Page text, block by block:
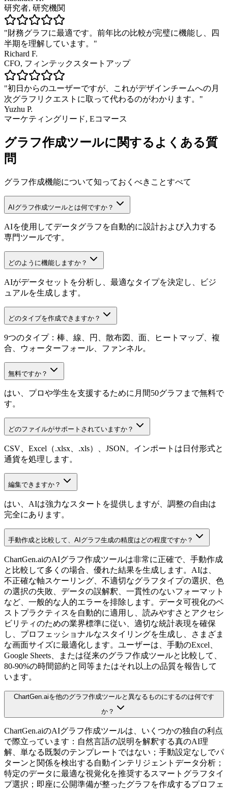
研究者, 研究機関
"財務グラフに最適です。前年比の比較が完璧に機能し、四
半期を理解しています。 "
Richard F.
CFO, フィンテックスタートアップ
"初日からのユーザーですが、これがデザインチームへの月
次グラフリクエストに取って代わるのがわかります。 "
Yuzhu P.
マーケティングリード, Eコマース
グラフ作成ツールに関するよくある質
問
グラフ作成機能について知っておくべきことすべて
AIグラフ作成ツールとは何ですか？
AIを使用してデータグラフを自動的に設計および入力する
専門ツールです。
どのように機能しますか？
AIがデータセットを分析し、最適なタイプを決定し、ビジ
ュアルを生成します。
どのタイプを作成できますか？
9つのタイプ：棒、線、円、散布図、面、ヒートマップ、複
合、ウォーターフォール、ファンネル。
無料ですか？
はい、プロや学生を支援するために月間50グラフまで無料で
す。
どのファイルがサポートされていますか？
CSV、Excel（.xlsx、.xls）、JSON。インポートは日付形式と
通貨を処理します。
編集できますか？
はい、AIは強力なスタートを提供しますが、調整の自由は
完全にあります。
手動作成と比較して、AIグラフ生成の精度はどの程度ですか？
ChartGen.aiのAIグラフ作成ツールは非常に正確で、手動作成
と比較して多くの場合、優れた結果を生成します。AIは、
不正確な軸スケーリング、不適切なグラフタイプの選択、色
の選択の失敗、データの誤解釈、一貫性のないフォーマット
など、一般的な人的エラーを排除します。データ可視化のベ
ストプラクティスを自動的に適用し、読みやすさとアクセシ
ビリティのための業界標準に従い、適切な統計表現を確保
し、プロフェッショナルなスタイリングを生成し、さまざま
な画面サイズに最適化します。ユーザーは、手動のExcel、
Google Sheets、または従来のグラフ作成ツールと比較して、
80-90%の時間節約と同等またはそれ以上の品質を報告して
います。
ChartGen.aiを他のグラフ作成ツールと異なるものにするのは何です
か？
ChartGen.aiのAIグラフ作成ツールは、いくつかの独自の利点
で際立っています：自然言語の説明を解釈する真のAI理
解、単なる既製のテンプレートではない；手動設定なしでパ
ターンと関係を検出する自動インテリジェントデータ分析；
特定のデータに最適な視覚化を推奨するスマートグラフタイ
プ選択；即座に公開準備が整ったグラフを作成するプロフェ